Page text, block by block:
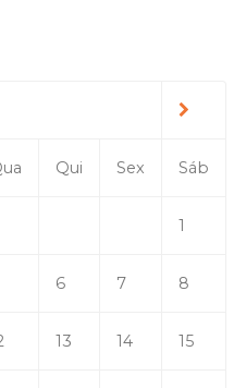
Qui Sex Sáb
1
6 7 8
13 14 15